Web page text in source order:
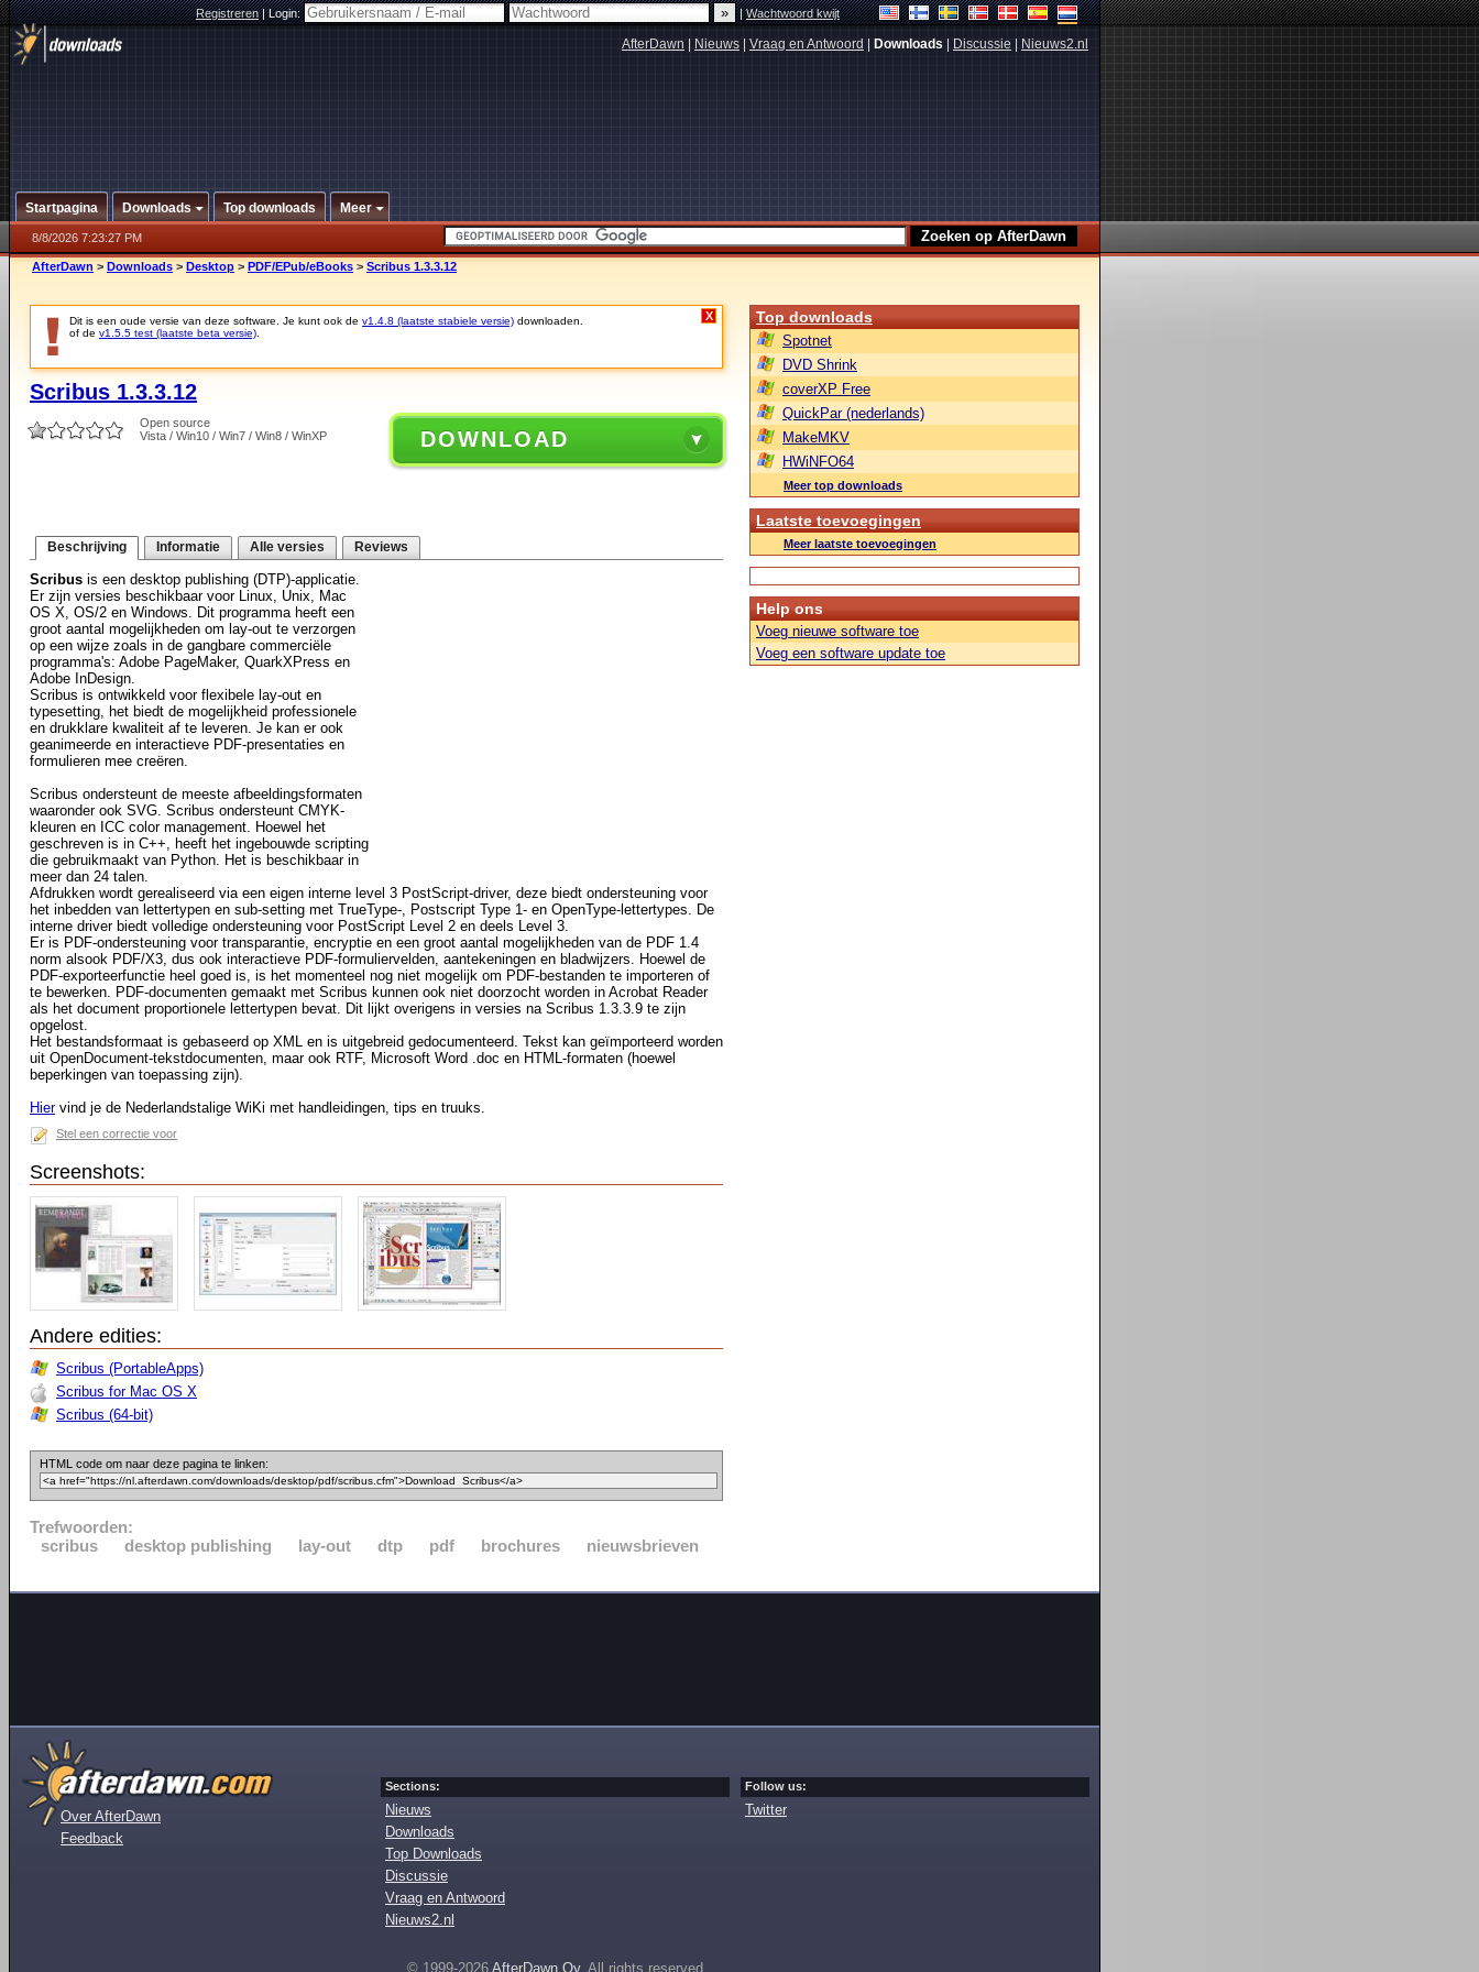
Registreren|Login: |Wachtwoord kwijt
AfterDawn Nieuws Vraag en Antwoord Downloads Discussie Nieuws2.nl
Startpagina Downloads Top downloads Meer
8/8/2026 7:23:27 PM
AfterDawn > Downloads > Desktop > PDF/EPub/eBooks > Scribus 1.3.3.12
Dit is een oude versie van deze software. Je kunt ook de v1.4.8 (laatste stabiele versie) downloaden.
of de v1.5.5 test (laatste beta versie)
X
Scribus 1.3.3.12
Open source
Vista / Win10 / Win7 / Win8 / WinXP
DOWNLOAD
Beschrijving Informatie Alle versies Reviews
Scribus is een desktop publishing (DTP)-applicatie.
Er zijn versies beschikbaar voor Linux, Unix, Mac
OS X, OS/2 en Windows. Dit programma heeft een
groot aantal mogelijkheden om lay-out te verzorgen
op een wijze zoals in de gangbare commerciële
programma's: Adobe PageMaker, QuarkXPress en
Adobe InDesign.
Scribus is ontwikkeld voor flexibele lay-out en
typesetting, het biedt de mogelijkheid professionele
en drukklare kwaliteit af te leveren. Je kan er ook
geanimeerde en interactieve PDF-presentaties en
formulieren mee creëren.
Scribus ondersteunt de meeste afbeeldingsformaten
waaronder ook SVG. Scribus ondersteunt CMYK-
kleuren en ICC color management. Hoewel het
geschreven is in C++, heeft het ingebouwde scripting
die gebruikmaakt van Python. Het is beschikbaar in
meer dan 24 talen.
Afdrukken wordt gerealiseerd via een eigen interne level 3 PostScript-driver, deze biedt ondersteuning voor
het inbedden van lettertypen en sub-setting met TrueType-, Postscript Type 1- en OpenType-lettertypes. De
interne driver biedt volledige ondersteuning voor PostScript Level 2 en deels Level 3.
Er is PDF-ondersteuning voor transparantie, encryptie en een groot aantal mogelijkheden van de PDF 1.4
norm alsook PDF/X3, dus ook interactieve PDF-formuliervelden, aantekeningen en bladwijzers. Hoewel de
PDF-exporteerfunctie heel goed is, is het momenteel nog niet mogelijk om PDF-bestanden te importeren of
te bewerken. PDF-documenten gemaakt met Scribus kunnen ook niet doorzocht worden in Acrobat Reader
als het document proportionele lettertypen bevat. Dit lijkt overigens in versies na Scribus 1.3.3.9 te zijn
opgelost.
Het bestandsformaat is gebaseerd op XML en is uitgebreid gedocumenteerd. Tekst kan geïmporteerd worden
uit OpenDocument-tekstdocumenten, maar ook RTF, Microsoft Word .doc en HTML-formaten (hoewel
beperkingen van toepassing zijn).
Hiervind je de Nederlandstalige WiKi met handleidingen, tips en truuks.
Stel een correctie voor
Screenshots:
Andere edities:
Scribus (PortableApps)
Scribus for Mac OS X
Scribus (64-bit)
HTML code om naar deze pagina te linken:
Trefwoorden:
scribus
desktop publishing lay-out dtp pdf brochures nieuwsbrieven
Top downloads
Spotnet
DVD Shrink
coverXP Free
QuickPar (nederlands)
MakeMKV
HWiNFO64
Meer top downloads
Laatste toevoegingen
Meer laatste toevoegingen
Help ons
Voeg nieuwe software toe
Voeg een software update toe
Over AfterDawn
Feedback
Sections:
Nieuws
Downloads
Top Downloads
Discussie
Vraag en Antwoord
Nieuws2.nl
Follow us:
Twitter
© 1999-2026 AfterDawn Oy. All rights reserved